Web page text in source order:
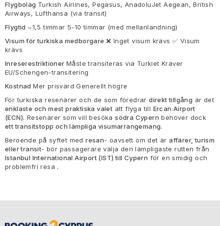
Flygbolag Turkish Airlines, Pegasus, AnadoluJet Aegean, British
Airways, Lufthansa (via transit)
Flygtid ~1,5 timmar 5-10 timmar (med mellanlandning)
Visum för turkiska medborgare ❌ Inget visum krävs ✅ Visum
krävs
Inreserestriktioner Måste transiteras via Turkiet Kräver
EU/Schengen-transitering
KostnadMer prisvärd Generellt högre
För turkiska resenärer och de som föredrardirekt tillgång är det
enklaste och mest praktiska valet att flyga till Ercan Airport
(ECN). Resenärer som vill besökasödra Cypern behöver dock
ett transitstopp och lämpliga visumarrangemang.
Beroende på syftet medresan- oavsett om det äraffärer, turism
eller transit- bör passagerare välja den lämpligaste rutten från
Istanbul International Airport (IST) till Cypern för en smidig och
problemfri resa .